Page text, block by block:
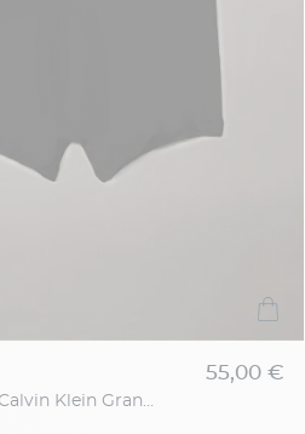
Pack 3 Boxers Unis Noirs Calvin Klein Grande Taille
55,00 €